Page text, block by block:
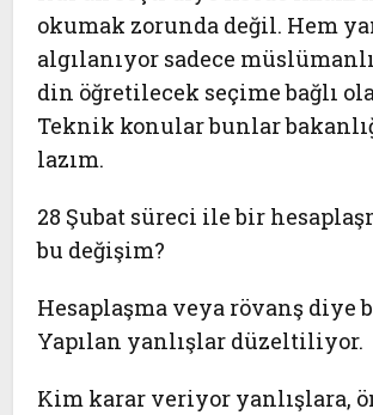
okumak zorunda değil. Hem
algılanıyor sadece
din öğretilecek seçime bağlı
Teknik konular bunlar
lazım.
28 Şubat süreci ile bir
bu değişim?
Hesaplaşma veya rövanş diye
Yapılan yanlışlar düzeltiliyor.
Kim karar veriyor yanlışlara,